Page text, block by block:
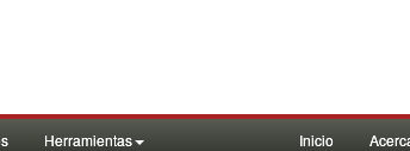
Herramientas Inicio